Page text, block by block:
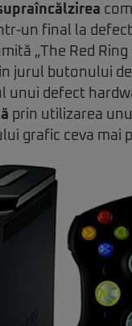
un final la
„The Red Ring
jurul butonului
unui defect
prin utilizarea
grafic ceva mai